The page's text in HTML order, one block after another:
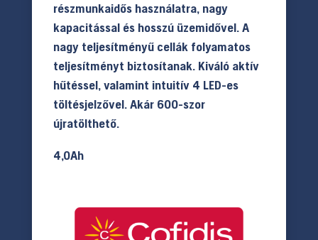
részmunkaidős használatra, nagy
kapacitással és hosszú üzemidővel. A
nagy teljesítményű cellák folyamatos
teljesítményt biztosítanak. Kiváló aktív
hűtéssel, valamint intuitív 4 LED-es
töltésjelzővel. Akár 600-szor
újratölthető.
4,0Ah